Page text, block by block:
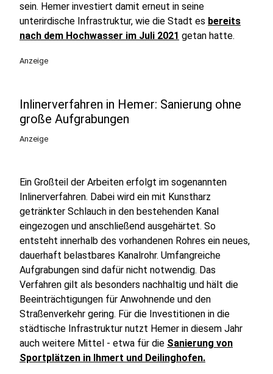
sein. Hemer investiert damit erneut in seine
unterirdische Infrastruktur, wie die Stadt es bereits
nach dem Hochwasser im Juli 2021 getan hatte.
Anzeige
Inlinerverfahren in Hemer: Sanierung ohne
große Aufgrabungen
Anzeige
Ein Großteil der Arbeiten erfolgt im sogenannten
Inlinerverfahren. Dabei wird ein mit Kunstharz
getränkter Schlauch in den bestehenden Kanal
eingezogen und anschließend ausgehärtet. So
entsteht innerhalb des vorhandenen Rohres ein neues,
dauerhaft belastbares Kanalrohr. Umfangreiche
Aufgrabungen sind dafür nicht notwendig. Das
Verfahren gilt als besonders nachhaltig und hält die
Beeinträchtigungen für Anwohnende und den
Straßenverkehr gering. Für die Investitionen in die
städtische Infrastruktur nutzt Hemer in diesem Jahr
auch weitere Mittel - etwa für die Sanierung von
Sportplätzen in Ihmert und Deilinghofen.